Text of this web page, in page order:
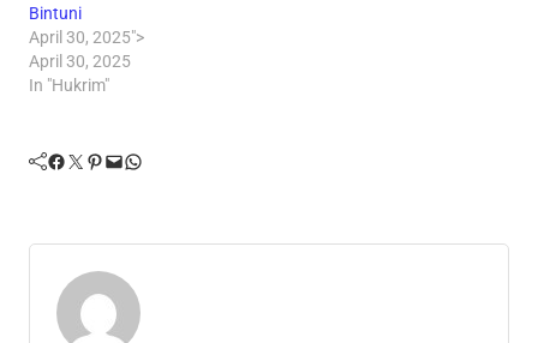
Bintuni
April 30, 2025">
April 30, 2025
In "Hukrim"
Facebook Twitter Pinterest Mail WhatsApp